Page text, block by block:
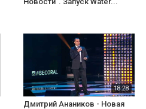
18:28
Дмитрий Анаников - Новая